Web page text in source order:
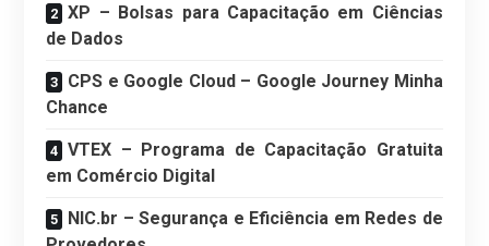
XP – Bolsas para Capacitação em Ciências
de Dados
CPS e Google Cloud – Google Journey Minha
Chance
VTEX – Programa de Capacitação Gratuita
em Comércio Digital
NIC.br – Segurança e Eficiência em Redes de